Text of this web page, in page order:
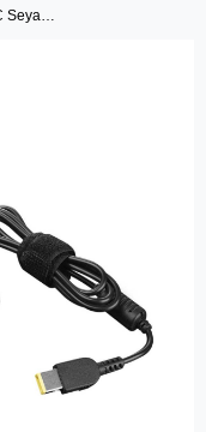
İle Bağlan
Lenovo 0B47481 ACC 65W DC Seyahat Notebook Şarj Adaptörü